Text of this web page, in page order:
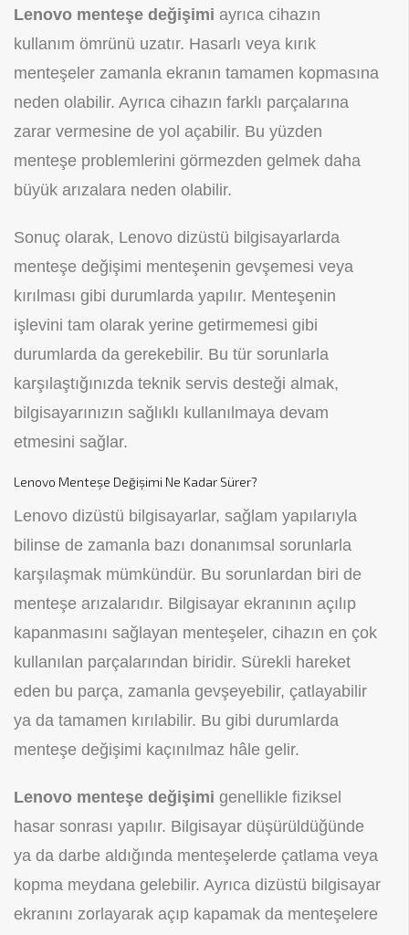
Lenovo menteşe değişimi ayrıca cihazın
kullanım ömrünü uzatır. Hasarlı veya kırık
menteşeler zamanla ekranın tamamen kopmasına
neden olabilir. Ayrıca cihazın farklı parçalarına
zarar vermesine de yol açabilir. Bu yüzden
menteşe problemlerini görmezden gelmek daha
büyük arızalara neden olabilir.
Sonuç olarak, Lenovo dizüstü bilgisayarlarda
menteşe değişimi menteşenin gevşemesi veya
kırılması gibi durumlarda yapılır. Menteşenin
işlevini tam olarak yerine getirmemesi gibi
durumlarda da gerekebilir. Bu tür sorunlarla
karşılaştığınızda teknik servis desteği almak,
bilgisayarınızın sağlıklı kullanılmaya devam
etmesini sağlar.
Lenovo Menteşe Değişimi Ne Kadar Sürer?
Lenovo dizüstü bilgisayarlar, sağlam yapılarıyla
bilinse de zamanla bazı donanımsal sorunlarla
karşılaşmak mümkündür. Bu sorunlardan biri de
menteşe arızalarıdır. Bilgisayar ekranının açılıp
kapanmasını sağlayan menteşeler, cihazın en çok
kullanılan parçalarından biridir. Sürekli hareket
eden bu parça, zamanla gevşeyebilir, çatlayabilir
ya da tamamen kırılabilir. Bu gibi durumlarda
menteşe değişimi kaçınılmaz hâle gelir.
Lenovo menteşe değişimi genellikle fiziksel
hasar sonrası yapılır. Bilgisayar düşürüldüğünde
ya da darbe aldığında menteşelerde çatlama veya
kopma meydana gelebilir. Ayrıca dizüstü bilgisayar
ekranını zorlayarak açıp kapamak da menteşelere